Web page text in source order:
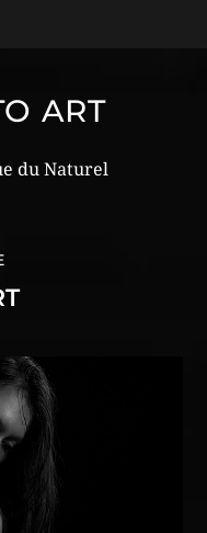
ART
du Naturel